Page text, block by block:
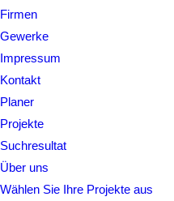
Firmen
Gewerke
Impressum
Kontakt
Planer
Projekte
Suchresultat
Über uns
Wählen Sie Ihre Projekte aus